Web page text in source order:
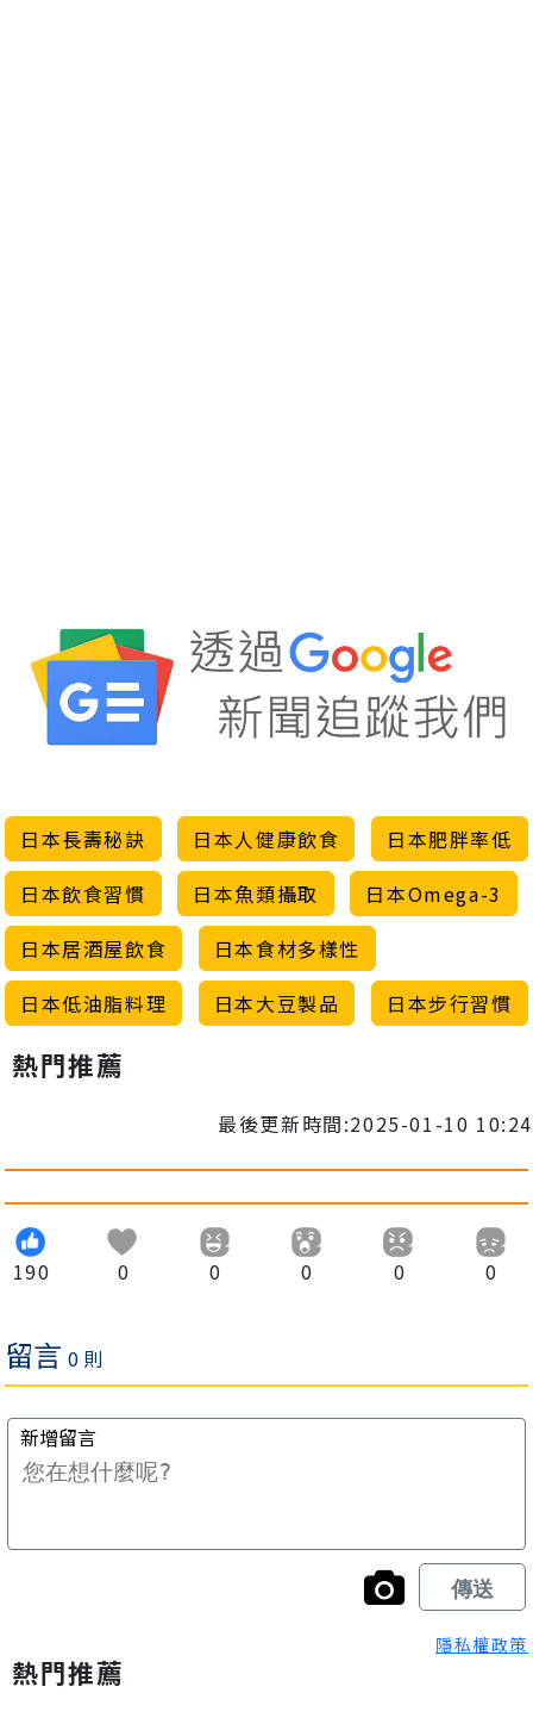
日本長壽秘訣 日本人健康飲食
日本肥胖率低
日本飲食習慣
日本魚類攝取
日本Omega-3
日本居酒屋飲食
日本食材多樣性
日本低油脂料理
日本大豆製品 日本步行習慣
熱門推薦
最後更新時間:2025-01-10 10:24
190 0 0 0 0 0
隱私權政策
熱門推薦